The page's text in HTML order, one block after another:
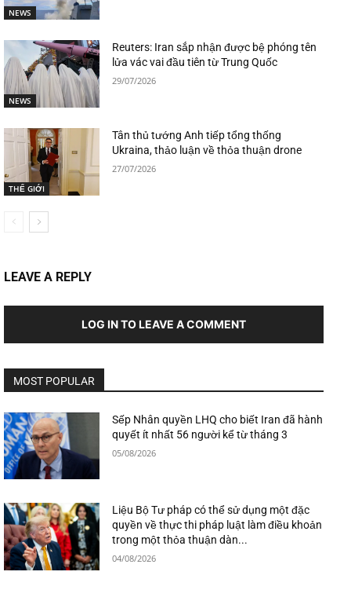
NEWS
NEWS
Reuters: Iran sắp nhận được bệ phóng tên
lửa vác vai đầu tiên từ Trung Quốc
29/07/2026
THẾ GIỚI
Tân thủ tướng Anh tiếp tổng thống
Ukraina, thảo luận về thỏa thuận drone
27/07/2026
LEAVE A REPLY
LOG IN TO LEAVE A COMMENT
MOST POPULAR
Sếp Nhân quyền LHQ cho biết Iran đã hành
quyết ít nhất 56 người kể từ tháng 3
05/08/2026
Liệu Bộ Tư pháp có thể sử dụng một đặc
quyền về thực thi pháp luật làm điều khoản
trong một thỏa thuận dàn...
04/08/2026